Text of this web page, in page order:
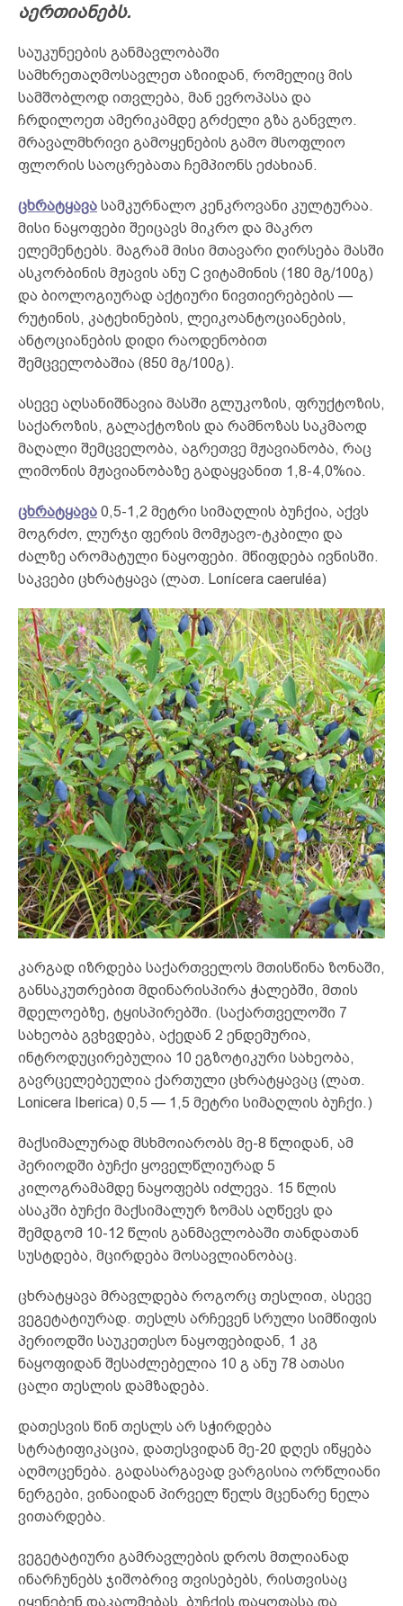
აერთიანებს.
საუკუნეების განმავლობაში
სამხრეთაღმოსავლეთ აზიიდან, რომელიც მის
სამშობლოდ ითვლება, მან ევროპასა და
ჩრდილოეთ ამერიკამდე გრძელი გზა განვლო.
მრავალმხრივი გამოყენების გამო მსოფლიო
ფლორის საოცრებათა ჩემპიონს ეძახიან.
ცხრატყავა სამკურნალო კენკროვანი კულტურაა.
მისი ნაყოფები შეიცავს მიკრო და მაკრო
ელემენტებს. მაგრამ მისი მთავარი ღირსება მასში
ასკორბინის მჟავის ანუ C ვიტამინის (180 მგ/100გ)
და ბიოლოგიურად აქტიური ნივთიერებების —
რუტინის, კატეხინების, ლეიკოანტოციანების,
ანტოციანების დიდი რაოდენობით
შემცველობაშია (850 მგ/100გ).
ასევე აღსანიშნავია მასში გლუკოზის, ფრუქტოზის,
საქაროზის, გალაქტოზის და რამნოზას საკმაოდ
მაღალი შემცველობა, აგრეთვე მჟავიანობა, რაც
ლიმონის მჟავიანობაზე გადაყვანით 1,8-4,0%ია.
ცხრატყავა 0,5-1,2 მეტრი სიმაღლის ბუჩქია, აქვს
მოგრძო, ლურჯი ფერის მომჟავო-ტკბილი და
ძალზე არომატული ნაყოფები. მწიფდება ივნისში.
საკვები ცხრატყავა (ლათ. Lonícera caeruléa)
კარგად იზრდება საქართველოს მთისწინა ზონაში,
განსაკუთრებით მდინარისპირა ჭალებში, მთის
მდელოებზე, ტყისპირებში. (საქართველოში 7
სახეობა გვხვდება, აქედან 2 ენდემურია,
ინტროდუცირებულია 10 ეგზოტიკური სახეობა,
გავრცელებეულია ქართული ცხრატყავაც (ლათ.
Lonicera Iberica) 0,5 — 1,5 მეტრი სიმაღლის ბუჩქი.)
მაქსიმალურად მსხმოიარობს მე-8 წლიდან, ამ
პერიოდში ბუჩქი ყოველწლიურად 5
კილოგრამამდე ნაყოფებს იძლევა. 15 წლის
ასაკში ბუჩქი მაქსიმალურ ზომას აღწევს და
შემდგომ 10-12 წლის განმავლობაში თანდათან
სუსტდება, მცირდება მოსავლიანობაც.
ცხრატყავა მრავლდება როგორც თესლით, ასევე
ვეგეტატიურად. თესლს არჩევენ სრული სიმწიფის
პერიოდში საუკეთესო ნაყოფებიდან, 1 კგ
ნაყოფიდან შესაძლებელია 10 გ ანუ 78 ათასი
ცალი თესლის დამზადება.
დათესვის წინ თესლს არ სჭირდება
სტრატიფიკაცია, დათესვიდან მე-20 დღეს იწყება
აღმოცენება. გადასარგავად ვარგისია ორწლიანი
ნერგები, ვინაიდან პირველ წელს მცენარე ნელა
ვითარდება.
ვეგეტატიური გამრავლების დროს მთლიანად
ინარჩუნებს ჯიშობრივ თვისებებს, რისთვისაც
იყენებენ დაკალმებას, ბუჩქის დაყოფასა და